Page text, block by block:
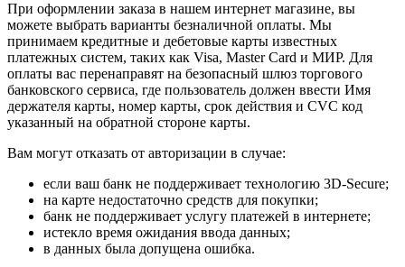
При оформлении заказа в нашем интернет магазине, вы
можете выбрать варианты безналичной оплаты. Мы
принимаем кредитные и дебетовые карты известных
платежных систем, таких как Visa, Master Card и МИР. Для
оплаты вас перенаправят на безопасный шлюз торгового
банковского сервиса, где пользователь должен ввести Имя
держателя карты, номер карты, срок действия и CVC код
указанный на обратной стороне карты.
Вам могут отказать от авторизации в случае:
если ваш банк не поддерживает технологию 3D-Secure;
на карте недостаточно средств для покупки;
банк не поддерживает услугу платежей в интернете;
истекло время ожидания ввода данных;
в данных была допущена ошибка.